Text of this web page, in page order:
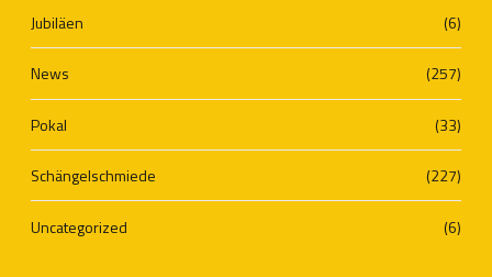
Jubiläen (6)
News (257)
Pokal (33)
Schängelschmiede (227)
Uncategorized (6)